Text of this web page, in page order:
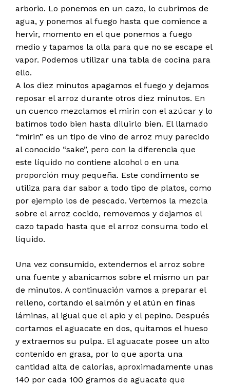
arborio. Lo ponemos en un cazo, lo cubrimos de
agua, y ponemos al fuego hasta que comience a
hervir, momento en el que ponemos a fuego
medio y tapamos la olla para que no se escape el
vapor. Podemos utilizar una tabla de cocina para
ello.
A los diez minutos apagamos el fuego y dejamos
reposar el arroz durante otros diez minutos. En
un cuenco mezclamos el mirin con el azúcar y lo
batimos todo bien hasta diluirlo bien. El llamado
“mirin” es un tipo de vino de arroz muy parecido
al conocido “sake”, pero con la diferencia que
este líquido no contiene alcohol o en una
proporción muy pequeña. Este condimento se
utiliza para dar sabor a todo tipo de platos, como
por ejemplo los de pescado. Vertemos la mezcla
sobre el arroz cocido, removemos y dejamos el
cazo tapado hasta que el arroz consuma todo el
líquido.
Una vez consumido, extendemos el arroz sobre
una fuente y abanicamos sobre el mismo un par
de minutos. A continuación vamos a preparar el
relleno, cortando el salmón y el atún en finas
láminas, al igual que el apio y el pepino. Después
cortamos el aguacate en dos, quitamos el hueso
y extraemos su pulpa. El aguacate posee un alto
contenido en grasa, por lo que aporta una
cantidad alta de calorías, aproximadamente unas
140 por cada 100 gramos de aguacate que